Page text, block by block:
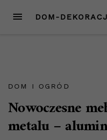
MENU DOM-
DOM I OGRÓD
Nowoczesne
metalu –